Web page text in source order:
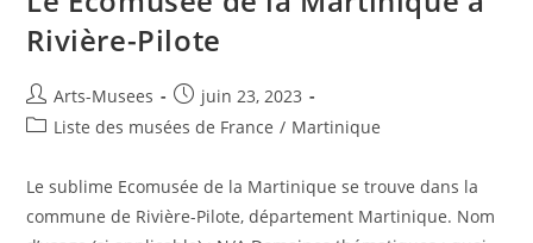
Rivière-Pilote
Arts-Musees
juin 23, 2023
Liste des musées de France / Martinique
Le sublime Ecomusée de la Martinique se trouve dans la
commune de Rivière-Pilote, département Martinique. Nom